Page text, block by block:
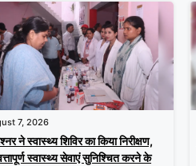
7, 2026
ने स्वास्थ्य शिविर का किया निरीक्षण,
स्वास्थ्य सेवाएं सुनिश्चित करने के